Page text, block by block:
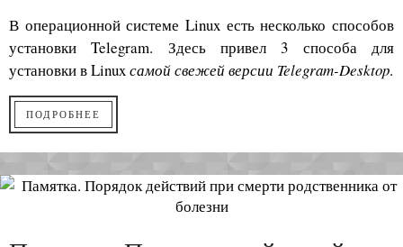
В операционной системе Linux есть несколько способов
установки Telegram. Здесь привел 3 способа для
установки в Linuxсамой свежей версии Telegram-Desktop.
ПОДРОБНЕЕ